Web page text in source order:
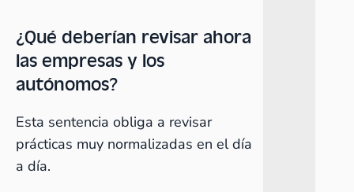
¿Qué deberían revisar ahora
las empresas y los
autónomos?
Esta sentencia obliga a revisar
prácticas muy normalizadas en el día
a día.